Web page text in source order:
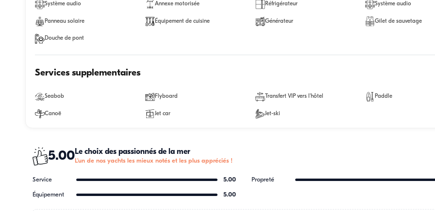
Système audio Annexe motorisée Réfrigérateur Système audio
Panneau solaire Équipement de cuisine Générateur Gilet de sauvetage
Douche de pont
Services supplementaires
Seabob Flyboard Transfert VIP vers l'hôtel Paddle
Canoë Jet car Jet-ski
5.00Le choix des passionnés de la mer
L'un de nos yachts les mieux notés et les plus appréciés !
Service 5.00 Propreté
Équipement 5.00